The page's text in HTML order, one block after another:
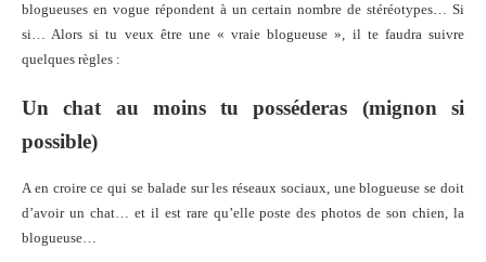
blogueuses en vogue répondent à un certain nombre de stéréotypes… Si
si… Alors si tu veux être une « vraie blogueuse », il te faudra suivre
quelques règles :
Un chat au moins tu posséderas (mignon si
possible)
A en croire ce qui se balade sur les réseaux sociaux, une blogueuse se doit
d’avoir un chat… et il est rare qu’elle poste des photos de son chien, la
blogueuse…